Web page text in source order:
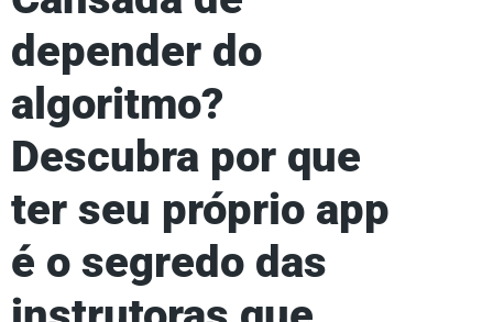
depender do
algoritmo?
Descubra por que
ter seu próprio app
é o segredo das